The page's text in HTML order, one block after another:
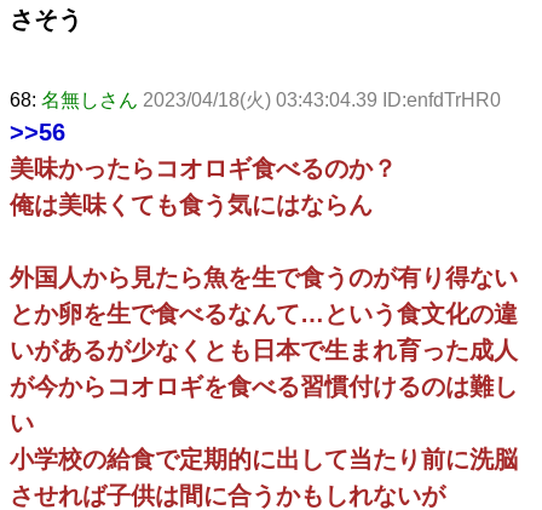
さそう
68: 名無しさん 2023/04/18(火) 03:43:04.39 ID:enfdTrHR0
>>56
美味かったらコオロギ食べるのか？
俺は美味くても食う気にはならん
外国人から見たら魚を生で食うのが有り得ない
とか卵を生で食べるなんて…という食文化の違
いがあるが少なくとも日本で生まれ育った成人
が今からコオロギを食べる習慣付けるのは難し
い
小学校の給食で定期的に出して当たり前に洗脳
させれば子供は間に合うかもしれないが